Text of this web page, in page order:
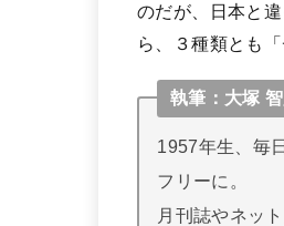
のだが、日本と
ら、３種類とも
執筆：大塚
1957年生、毎
フリーに。
月刊誌やネッ